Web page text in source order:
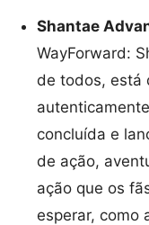
Shantae
WayForward:
de todos, está
concluída e
de ação,
ação que os
esperar, como